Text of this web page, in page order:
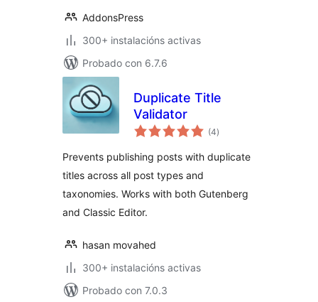
AddonsPress
300+ instalacións activas
Probado con 6.7.6
Duplicate Title
Validator
(4valoracións
totais
)
Prevents publishing posts with duplicate
titles across all post types and
taxonomies. Works with both Gutenberg
and Classic Editor.
hasan movahed
300+ instalacións activas
Probado con 7.0.3